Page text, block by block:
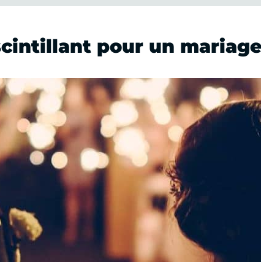
pour un